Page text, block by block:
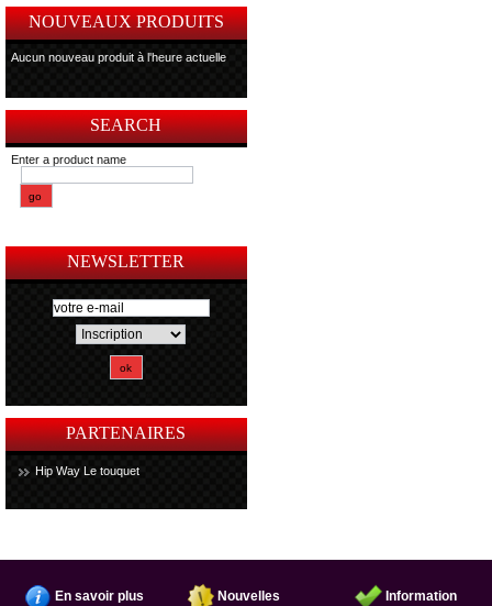
NOUVEAUX PRODUITS
Aucun nouveau produit à l'heure actuelle
SEARCH
Enter a product name
NEWSLETTER
PARTENAIRES
Hip Way Le touquet
En savoir plus Nouvelles Information